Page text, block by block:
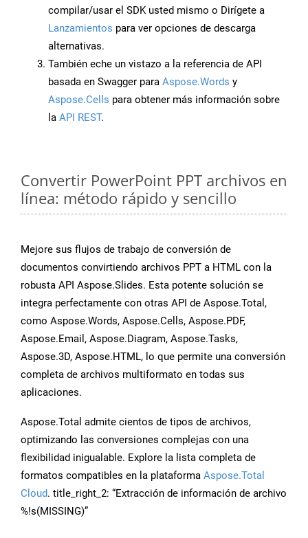
compilar/usar el SDK usted mismo o Dirígete a
Lanzamientos para ver opciones de descarga
alternativas.
También eche un vistazo a la referencia de API
basada en Swagger para Aspose.Words y
Aspose.Cells para obtener más información sobre
la API REST.
Convertir PowerPoint PPT archivos en
línea: método rápido y sencillo
Mejore sus flujos de trabajo de conversión de
documentos convirtiendo archivos PPT a HTML con la
robusta API Aspose.Slides. Esta potente solución se
integra perfectamente con otras API de Aspose.Total,
como Aspose.Words, Aspose.Cells, Aspose.PDF,
Aspose.Email, Aspose.Diagram, Aspose.Tasks,
Aspose.3D, Aspose.HTML, lo que permite una conversión
completa de archivos multiformato en todas sus
aplicaciones.
Aspose.Total admite cientos de tipos de archivos,
optimizando las conversiones complejas con una
flexibilidad inigualable. Explore la lista completa de
formatos compatibles en la plataforma Aspose.Total
Cloud. title_right_2: “Extracción de información de archivo
%!s(MISSING)”